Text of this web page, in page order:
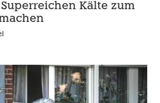
Kälte zum